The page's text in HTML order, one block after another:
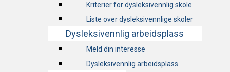
Kriterier for dysleksivennlig skole
Liste over dysleksivennlige skoler
Dysleksivennlig arbeidsplass
Meld din interesse
Dysleksivennlig arbeidsplass